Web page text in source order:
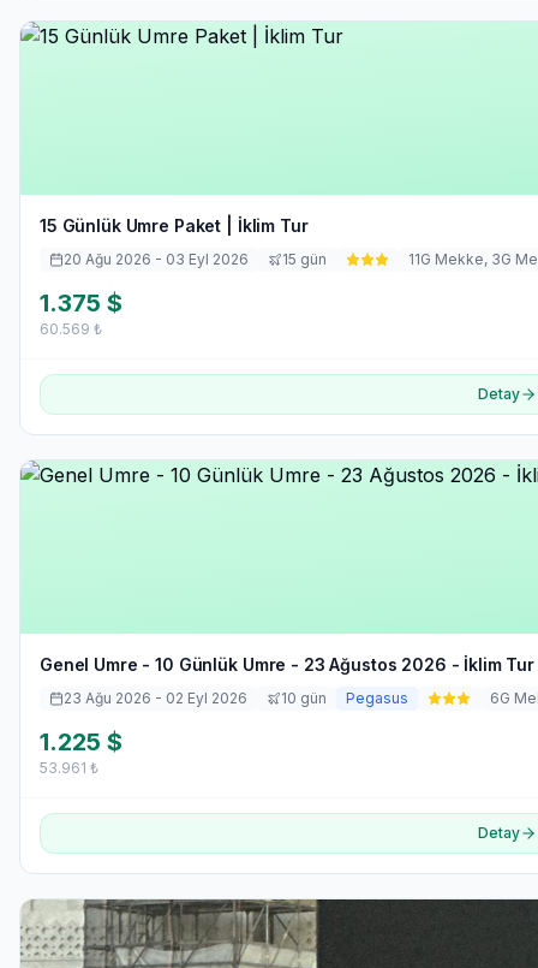
15 Günlük Umre Paket | İklim Tur
20 Ağu 2026 - 03 Eyl 2026 15 gün 11G Mekke, 3G
1.375 $
60.569 ₺
Detay
Genel Umre - 10 Günlük Umre - 23 Ağustos 2026 - İklim Tur
23 Ağu 2026 - 02 Eyl 2026 10 gün Pegasus 6G
1.225 $
53.961 ₺
Detay